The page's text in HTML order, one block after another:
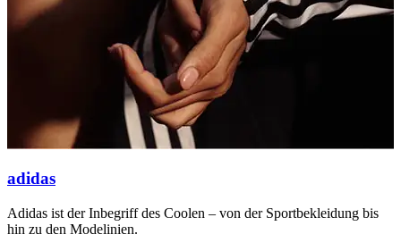
adidas
Adidas ist der Inbegriff des Coolen – von der Sportbekleidung bis
hin zu den Modelinien.